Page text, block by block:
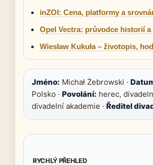
inZOI: Cena, platformy a
Opel Vectra: průvodce historií a
Wiesław Kukuła – životopis,
Jméno: Michał Żebrowski ·
Polsko · Povolání: herec,
divadelní akademie · Ředitel
RYCHLÝ PŘEHLED